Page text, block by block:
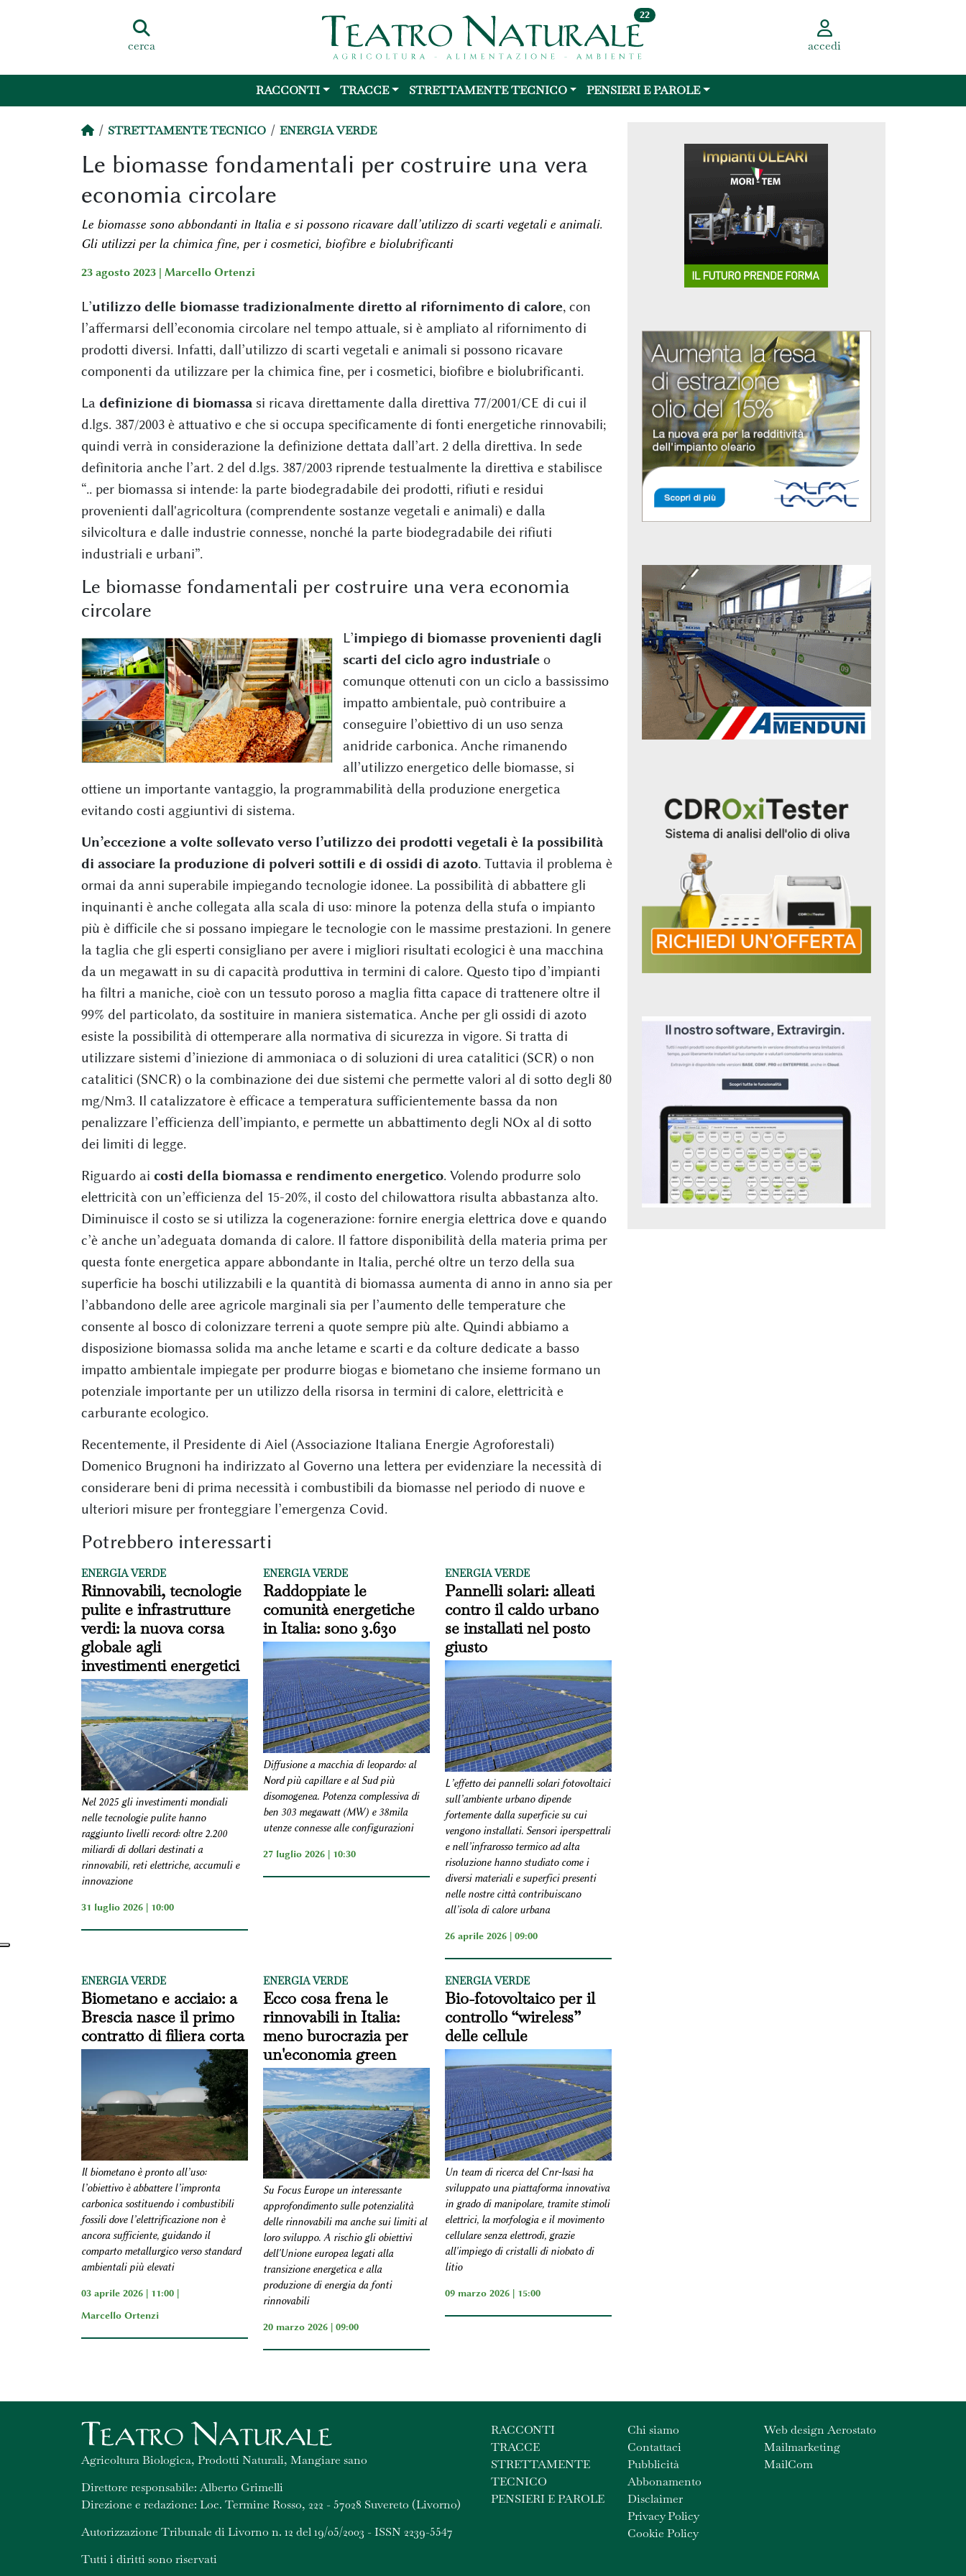
cerca
22
accedi
RACCONTI TRACCE STRETTAMENTE TECNICO PENSIERI E PAROLE
STRETTAMENTE TECNICO ENERGIA VERDE
Le biomasse fondamentali per costruire una vera
economia circolare
Le biomasse sono abbondanti in Italia e si possono ricavare dall’utilizzo di scarti vegetali e animali.
Gli utilizzi per la chimica fine, per i cosmetici, biofibre e biolubrificanti
23 agosto 2023 | Marcello Ortenzi
L’utilizzo delle biomasse tradizionalmente diretto al rifornimento di calore, con
l’affermarsi dell’economia circolare nel tempo attuale, si è ampliato al rifornimento di
prodotti diversi. Infatti, dall’utilizzo di scarti vegetali e animali si possono ricavare
componenti da utilizzare per la chimica fine, per i cosmetici, biofibre e biolubrificanti.
La definizione di biomassasi ricava direttamente dalla direttiva 77/2001/CE di cui il
d.lgs. 387/2003 è attuativo e che si occupa specificamente di fonti energetiche rinnovabili;
quindi verrà in considerazione la definizione dettata dall’art. 2 della direttiva. In sede
definitoria anche l’art. 2 del d.lgs. 387/2003 riprende testualmente la direttiva e stabilisce
“.. per biomassa si intende: la parte biodegradabile dei prodotti, rifiuti e residui
provenienti dall'agricoltura (comprendente sostanze vegetali e animali) e dalla
silvicoltura e dalle industrie connesse, nonché la parte biodegradabile dei rifiuti
industriali e urbani”.
Le biomasse fondamentali per costruire una vera economia
circolare
L’impiego di biomasse provenienti dagli
scarti del ciclo agro industrialeo
comunque ottenuti con un ciclo a bassissimo
impatto ambientale, può contribuire a
conseguire l’obiettivo di un uso senza
anidride carbonica. Anche rimanendo
all’utilizzo energetico delle biomasse, si
ottiene un importante vantaggio, la programmabilità della produzione energetica
evitando costi aggiuntivi di sistema.
Un’eccezione a volte sollevato verso l’utilizzo dei prodotti vegetali è la possibilità
di associare la produzione di polveri sottili e di ossidi di azoto. Tuttavia il problema è
ormai da anni superabile impiegando tecnologie idonee. La possibilità di abbattere gli
inquinanti è anche collegata alla scala di uso: minore la potenza della stufa o impianto
più è difficile che si possano impiegare le tecnologie con le massime prestazioni. In genere
la taglia che gli esperti consigliano per avere i migliori risultati ecologici è una macchina
da un megawatt in su di capacità produttiva in termini di calore. Questo tipo d’impianti
ha filtri a maniche, cioè con un tessuto poroso a maglia fitta capace di trattenere oltre il
99% del particolato, da sostituire in maniera sistematica. Anche per gli ossidi di azoto
esiste la possibilità di ottemperare alla normativa di sicurezza in vigore. Si tratta di
utilizzare sistemi d’iniezione di ammoniaca o di soluzioni di urea catalitici (SCR) o non
catalitici (SNCR) o la combinazione dei due sistemi che permette valori al di sotto degli 80
mg/Nm3. Il catalizzatore è efficace a temperatura sufficientemente bassa da non
penalizzare l’efficienza dell’impianto, e permette un abbattimento degli NOx al di sotto
dei limiti di legge.
Riguardo ai costi della biomassa e rendimento energetico. Volendo produrre solo
elettricità con un’efficienza del 15-20%, il costo del chilowattora risulta abbastanza alto.
Diminuisce il costo se si utilizza la cogenerazione: fornire energia elettrica dove e quando
c’è anche un’adeguata domanda di calore. Il fattore disponibilità della materia prima per
questa fonte energetica appare abbondante in Italia, perché oltre un terzo della sua
superficie ha boschi utilizzabili e la quantità di biomassa aumenta di anno in anno sia per
l’abbandono delle aree agricole marginali sia per l’aumento delle temperature che
consente al bosco di colonizzare terreni a quote sempre più alte. Quindi abbiamo a
disposizione biomassa solida ma anche letame e scarti e da colture dedicate a basso
impatto ambientale impiegate per produrre biogas e biometano che insieme formano un
potenziale importante per un utilizzo della risorsa in termini di calore, elettricità e
carburante ecologico.
Recentemente, il Presidente di Aiel (Associazione Italiana Energie Agroforestali)
Domenico Brugnoni ha indirizzato al Governo una lettera per evidenziare la necessità di
considerare beni di prima necessità i combustibili da biomasse nel periodo di nuove e
ulteriori misure per fronteggiare l’emergenza Covid.
Potrebbero interessarti
ENERGIA VERDE
Rinnovabili, tecnologie
pulite e infrastrutture
verdi: la nuova corsa
globale agli
investimenti energetici
Nel 2025 gli investimenti mondiali
nelle tecnologie pulite hanno
raggiunto livelli record: oltre 2.200
miliardi di dollari destinati a
rinnovabili, reti elettriche, accumuli e
innovazione
31 luglio 2026 | 10:00
ENERGIA VERDE
Raddoppiate le
comunità energetiche
in Italia: sono 3.630
Diffusione a macchia di leopardo: al
Nord più capillare e al Sud più
disomogenea. Potenza complessiva di
ben 303 megawatt (MW) e 38mila
utenze connesse alle configurazioni
27 luglio 2026 | 10:30
ENERGIA VERDE
Pannelli solari: alleati
contro il caldo urbano
se installati nel posto
giusto
L’effetto dei pannelli solari fotovoltaici
sull’ambiente urbano dipende
fortemente dalla superficie su cui
vengono installati. Sensori iperspettrali
e nell’infrarosso termico ad alta
risoluzione hanno studiato come i
diversi materiali e superfici presenti
nelle nostre città contribuiscano
all’isola di calore urbana
26 aprile 2026 | 09:00
ENERGIA VERDE
Biometano e acciaio: a
Brescia nasce il primo
contratto di filiera corta
Il biometano è pronto all’uso:
l’obiettivo è abbattere l’impronta
carbonica sostituendo i combustibili
fossili dove l’elettrificazione non è
ancora sufficiente, guidando il
comparto metallurgico verso standard
ambientali più elevati
03 aprile 2026 | 11:00 |
Marcello Ortenzi
ENERGIA VERDE
Ecco cosa frena le
rinnovabili in Italia:
meno burocrazia per
un'economia green
Su Focus Europe un interessante
approfondimento sulle potenzialità
delle rinnovabili ma anche sui limiti al
loro sviluppo. A rischio gli obiettivi
dell'Unione europea legati alla
transizione energetica e alla
produzione di energia da fonti
rinnovabili
20 marzo 2026 | 09:00
ENERGIA VERDE
Bio-fotovoltaico per il
controllo “wireless”
delle cellule
Un team di ricerca del Cnr-Isasi ha
sviluppato una piattaforma innovativa
in grado di manipolare, tramite stimoli
elettrici, la morfologia e il movimento
cellulare senza elettrodi, grazie
all'impiego di cristalli di niobato di
litio
09 marzo 2026 | 15:00
Agricoltura Biologica, Prodotti Naturali, Mangiare sano
Direttore responsabile: Alberto Grimelli
Direzione e redazione: Loc. Termine Rosso, 222 - 57028 Suvereto (Livorno)
Autorizzazione Tribunale di Livorno n. 12 del 19/05/2003 - ISSN 2239-5547
Tutti i diritti sono riservati
RACCONTI
TRACCE
STRETTAMENTE
TECNICO
PENSIERI E PAROLE
Chi siamo
Contattaci
Pubblicità
Abbonamento
Disclaimer
Privacy Policy
Cookie Policy
Web design Aerostato
Mailmarketing
MailCom